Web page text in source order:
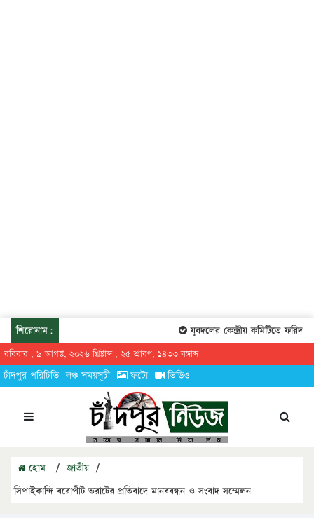
শিরোনাম: যুবদলের কেন্দ্রীয় কমিটিতে
রবিবার , ৯ আগস্ট, ২০২৬ খ্রিষ্টাব্দ , ২৫ শ্রাবণ, ১৪৩৩ বঙ্গাব্দ
চাঁদপুর পরিচিতি লঞ্চ সময়সূচী ফটো ভিডিও
হোম / জাতীয় /
সিপাইকান্দি বরোপীট ভরাটের প্রতিবাদে মানববন্ধন ও সংবাদ সম্মেলন